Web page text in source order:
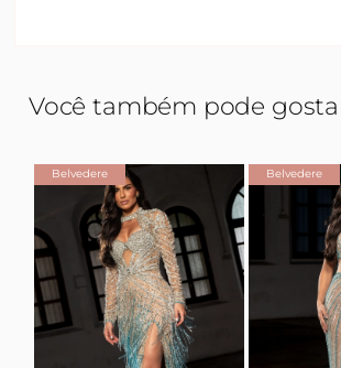
Você também pode
Belvedere Belvedere